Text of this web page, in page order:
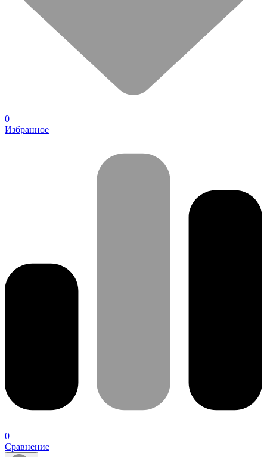
0
Избранное
0
Сравнение